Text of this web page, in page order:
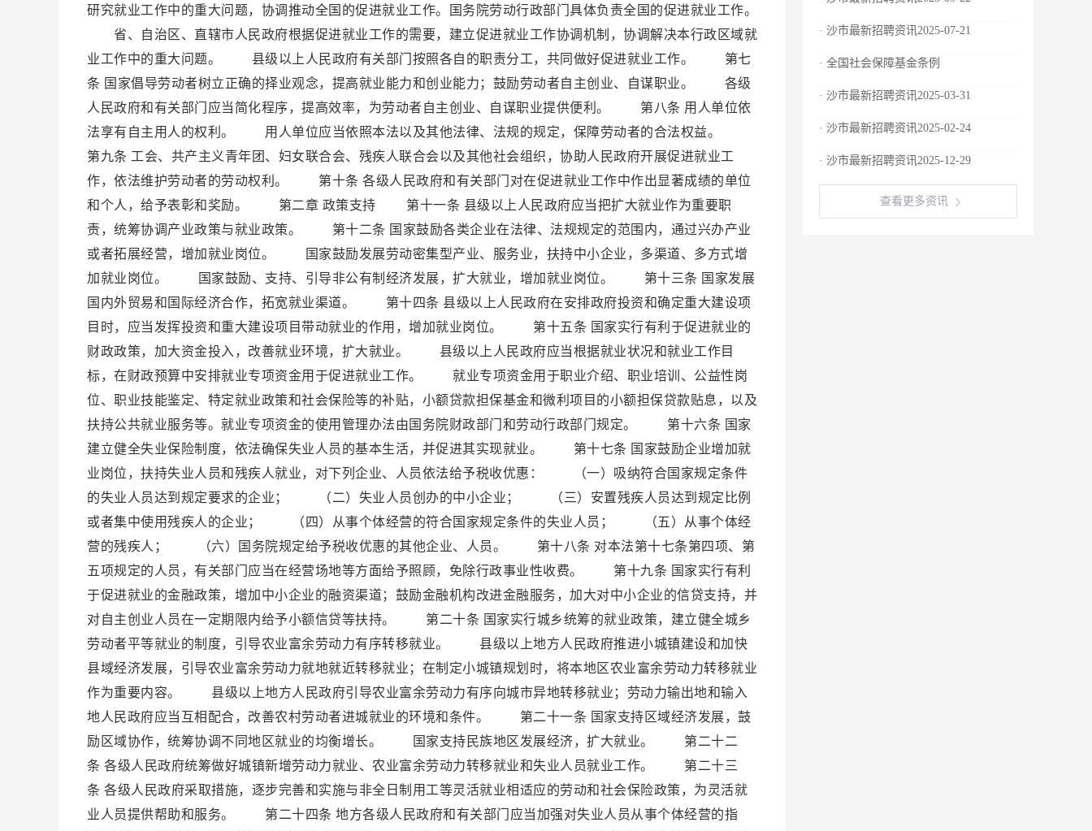
研究就业工作中的重大问题，协调推动全国的促进就业工作。国务院劳动行政部门具体负责全国的促进就业工作。
省、自治区、直辖市人民政府根据促进就业工作的需要，建立促进就业工作协调机制，协调解决本行政区域就
业工作中的重大问题。 县级以上人民政府有关部门按照各自的职责分工，共同做好促进就业工作。 第七
条 国家倡导劳动者树立正确的择业观念，提高就业能力和创业能力；鼓励劳动者自主创业、自谋职业。 各级
人民政府和有关部门应当简化程序，提高效率，为劳动者自主创业、自谋职业提供便利。 第八条 用人单位依
法享有自主用人的权利。 用人单位应当依照本法以及其他法律、法规的规定，保障劳动者的合法权益。
第九条 工会、共产主义青年团、妇女联合会、残疾人联合会以及其他社会组织，协助人民政府开展促进就业工
作，依法维护劳动者的劳动权利。 第十条 各级人民政府和有关部门对在促进就业工作中作出显著成绩的单位
和个人，给予表彰和奖励。 第二章 政策支持 第十一条 县级以上人民政府应当把扩大就业作为重要职
责，统筹协调产业政策与就业政策。 第十二条 国家鼓励各类企业在法律、法规规定的范围内，通过兴办产业
或者拓展经营，增加就业岗位。 国家鼓励发展劳动密集型产业、服务业，扶持中小企业，多渠道、多方式增
加就业岗位。 国家鼓励、支持、引导非公有制经济发展，扩大就业，增加就业岗位。 第十三条 国家发展
国内外贸易和国际经济合作，拓宽就业渠道。 第十四条 县级以上人民政府在安排政府投资和确定重大建设项
目时，应当发挥投资和重大建设项目带动就业的作用，增加就业岗位。 第十五条 国家实行有利于促进就业的
财政政策，加大资金投入，改善就业环境，扩大就业。 县级以上人民政府应当根据就业状况和就业工作目
标，在财政预算中安排就业专项资金用于促进就业工作。 就业专项资金用于职业介绍、职业培训、公益性岗
位、职业技能鉴定、特定就业政策和社会保险等的补贴，小额贷款担保基金和微利项目的小额担保贷款贴息，以及
扶持公共就业服务等。就业专项资金的使用管理办法由国务院财政部门和劳动行政部门规定。 第十六条 国家
建立健全失业保险制度，依法确保失业人员的基本生活，并促进其实现就业。 第十七条 国家鼓励企业增加就
业岗位，扶持失业人员和残疾人就业，对下列企业、人员依法给予税收优惠： （一）吸纳符合国家规定条件
的失业人员达到规定要求的企业； （二）失业人员创办的中小企业； （三）安置残疾人员达到规定比例
或者集中使用残疾人的企业； （四）从事个体经营的符合国家规定条件的失业人员； （五）从事个体经
营的残疾人； （六）国务院规定给予税收优惠的其他企业、人员。 第十八条 对本法第十七条第四项、第
五项规定的人员，有关部门应当在经营场地等方面给予照顾，免除行政事业性收费。 第十九条 国家实行有利
于促进就业的金融政策，增加中小企业的融资渠道；鼓励金融机构改进金融服务，加大对中小企业的信贷支持，并
对自主创业人员在一定期限内给予小额信贷等扶持。 第二十条 国家实行城乡统筹的就业政策，建立健全城乡
劳动者平等就业的制度，引导农业富余劳动力有序转移就业。 县级以上地方人民政府推进小城镇建设和加快
县域经济发展，引导农业富余劳动力就地就近转移就业；在制定小城镇规划时，将本地区农业富余劳动力转移就业
作为重要内容。 县级以上地方人民政府引导农业富余劳动力有序向城市异地转移就业；劳动力输出地和输入
地人民政府应当互相配合，改善农村劳动者进城就业的环境和条件。 第二十一条 国家支持区域经济发展，鼓
励区域协作，统筹协调不同地区就业的均衡增长。 国家支持民族地区发展经济，扩大就业。 第二十二
条 各级人民政府统筹做好城镇新增劳动力就业、农业富余劳动力转移就业和失业人员就业工作。 第二十三
条 各级人民政府采取措施，逐步完善和实施与非全日制用工等灵活就业相适应的劳动和社会保险政策，为灵活就
业人员提供帮助和服务。 第二十四条 地方各级人民政府和有关部门应当加强对失业人员从事个体经营的指
· 沙市最新招聘资讯2025-07-21
· 全国社会保障基金条例
· 沙市最新招聘资讯2025-03-31
· 沙市最新招聘资讯2025-02-24
· 沙市最新招聘资讯2025-12-29
查看更多资讯